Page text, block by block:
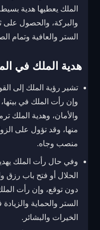
الملك يعطيها هدية
والبركة، والحصول
الستر والعافية وتمام
هدية الملك في
تشير رؤية الملك إلى
وإن رأت الملك في
والأمان، وهدية الملك
منها، وقد تؤول على
منصب وجاه.
وفي حال رأت الملك
الحلال أو فتح باب رزق
دون توقع، وإن رأت
الستر والحماية
الخيرات والبشائر.